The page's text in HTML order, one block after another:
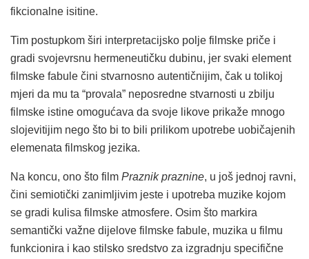
fikcionalne isitine.
Tim postupkom širi interpretacijsko polje filmske priče i
gradi svojevrsnu hermeneutičku dubinu, jer svaki element
filmske fabule čini stvarnosno autentičnijim, čak u tolikoj
mjeri da mu ta “provala” neposredne stvarnosti u zbilju
filmske istine omogućava da svoje likove prikaže mnogo
slojevitijim nego što bi to bili prilikom upotrebe uobičajenih
elemenata filmskog jezika.
Na koncu, ono što film Praznik praznine, u još jednoj ravni,
čini semiotički zanimljivim jeste i upotreba muzike kojom
se gradi kulisa filmske atmosfere. Osim što markira
semantički važne dijelove filmske fabule, muzika u filmu
funkcionira i kao stilsko sredstvo za izgradnju specifične